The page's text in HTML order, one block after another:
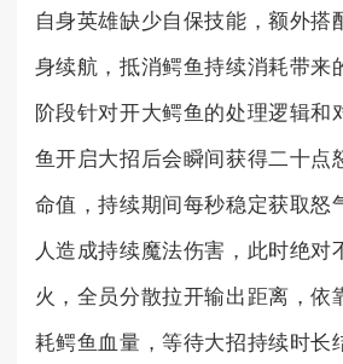
自身英雄缺少自保技能，额外搭
身续航，抵消鳄鱼持续消耗带来
阶段针对开大鳄鱼的处理逻辑和
鱼开启大招后会瞬间获得二十点
命值，持续期间每秒稳定获取怒
人造成持续魔法伤害，此时绝对
火，全员分散拉开输出距离，依
耗鳄鱼血量，等待大招持续时长